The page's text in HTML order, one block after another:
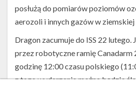
posłużą do pomiarów poziomów
aerozoli i innych gazów w ziemskiej
Dragon zacumuje do ISS 22 lutego.
przez robotyczne ramię Canadarm
godzinę 12:00 czasu polskiego
z tego wydarzenia można będzie